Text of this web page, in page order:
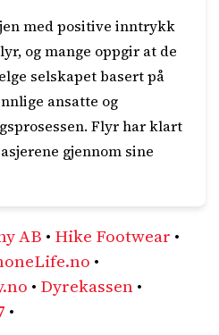
med positive inntrykk
og mange oppgir at de
selskapet basert på
ansatte og
Flyr har klart
gjennom sine
AB • Hike Footwear •
•
• Dyrekassen•
•